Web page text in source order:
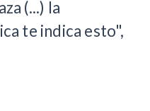
(...) la
te indica esto",